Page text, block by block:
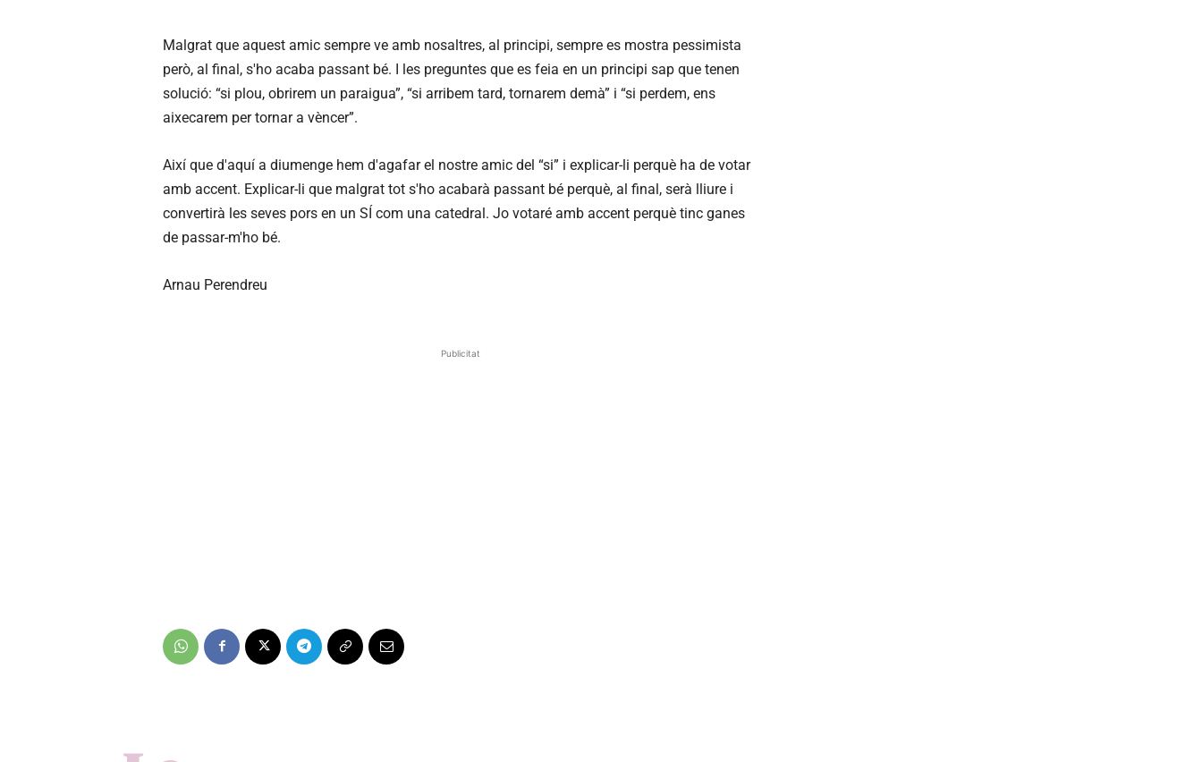
Malgrat que aquest amic sempre ve amb nosaltres, al principi, sempre es mostra pessimista
però, al final, s'ho acaba passant bé. I les preguntes que es feia en un principi sap que tenen
solució: “si plou, obrirem un paraigua”, “si arribem tard, tornarem demà” i “si perdem, ens
aixecarem per tornar a vèncer”.
Així que d'aquí a diumenge hem d'agafar el nostre amic del “si” i explicar-li perquè ha de votar
amb accent. Explicar-li que malgrat tot s'ho acabarà passant bé perquè, al final, serà lliure i
convertirà les seves pors en un SÍ com una catedral. Jo votaré amb accent perquè tinc ganes
de passar-m'ho bé.
Arnau Perendreu
Publicitat